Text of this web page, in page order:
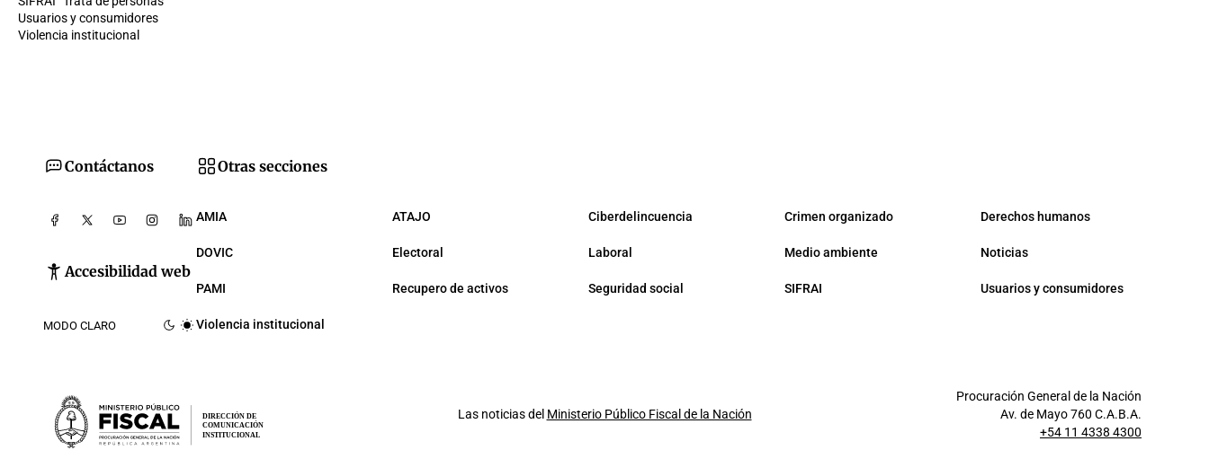
Usuarios y consumidores
Violencia institucional
Contáctanos
Accesibilidad web
MODO CLARO
Otras secciones
AMIA ATAJO Ciberdelincuencia Crimen organizado Derechos humanos
DOVIC Electoral Laboral Medio ambiente Noticias
PAMI Recupero de activos Seguridad social SIFRAI Usuarios y consumidores
Violencia institucional
DIRECCIÓN DE
COMUNICACIÓN
INSTITUCIONAL
Las noticias del Ministerio Público Fiscal de la Nación
Procuración General de la Nación
Av. de Mayo 760 C.A.B.A.
+54 11 4338 4300